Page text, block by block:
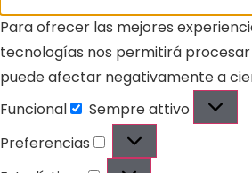
Para ofrecer las mejores
tecnologías nos permitirá
puede afectar negativamente a
Funcional
Sempre attivo
Preferencias